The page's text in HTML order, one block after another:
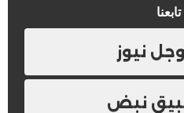
تابعنا
نيوز
نبض